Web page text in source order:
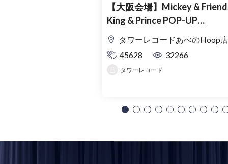
【大阪会場】Mickey &
King & Prince POP-UP
SHOP「MAGIC STAGE」入
理券
タワーレコードあべのHoop店
45628
32266
タワーレコード